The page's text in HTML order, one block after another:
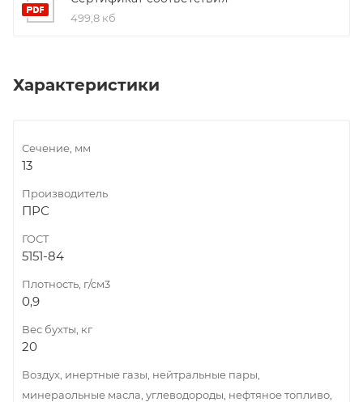
499,8 кб
Характеристики
Сечение, мм
13
Производитель
ПРС
ГОСТ
5151-84
Плотность, г/см3
0,9
Вес бухты, кг
20
Воздух, инертные газы, нейтральные пары,
минераольные масла, углеводороды, нефтяное топливо,